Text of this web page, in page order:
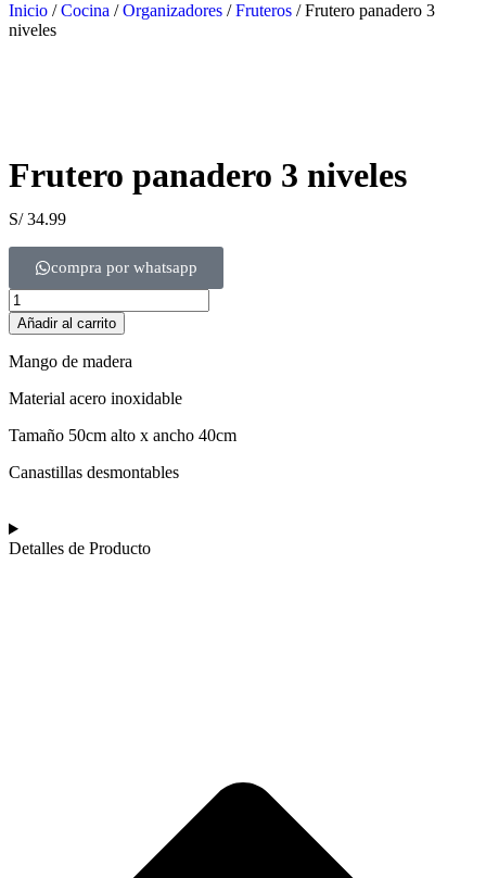
Inicio /Cocina /Organizadores /Fruteros / Frutero panadero 3
niveles
Frutero panadero 3 niveles
S/34.99
compra por whatsapp
Añadir al carrito
Mango de madera
Material acero inoxidable
Tamaño 50cm alto x ancho 40cm
Canastillas desmontables
Detalles de Producto